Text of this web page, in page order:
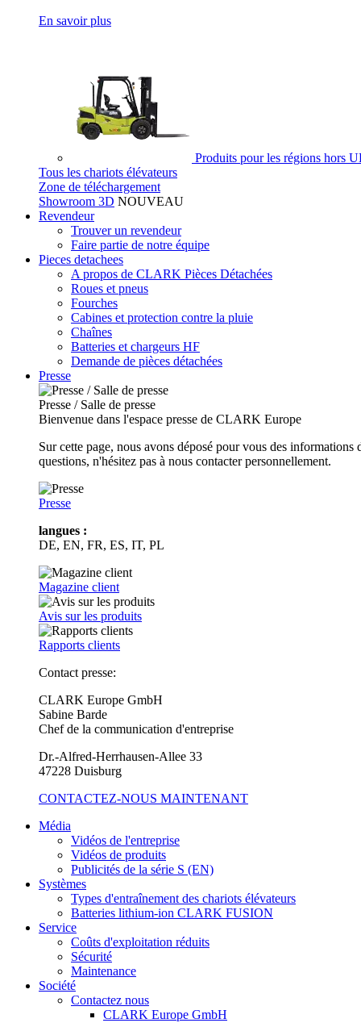
En savoir plus
Produits pour les régions hors
Tous les chariots élévateurs
Zone de téléchargement
Showroom 3D NOUVEAU
Revendeur
Trouver un revendeur
Faire partie de notre équipe
Pieces detachees
A propos de CLARK Pièces Détachées
Roues et pneus
Fourches
Cabines et protection contre la pluie
Chaînes
Batteries et chargeurs HF
Demande de pièces détachées
Presse
Presse / Salle de presse
Bienvenue dans l'espace presse de CLARK Europe
Sur cette page, nous avons déposé pour vous des
questions, n'hésitez pas à nous contacter personnellement.
Presse
langues :
DE, EN, FR, ES, IT, PL
Magazine client
Avis sur les produits
Rapports clients
Contact presse:
CLARK Europe GmbH
Sabine Barde
Chef de la communication d'entreprise
Dr.-Alfred-Herrhausen-Allee 33
47228 Duisburg
CONTACTEZ-NOUS MAINTENANT
Média
Vidéos de l'entreprise
Vidéos de produits
Publicités de la série S (EN)
Systèmes
Types d'entraînement des chariots élévateurs
Batteries lithium-ion CLARK FUSION
Service
Coûts d'exploitation réduits
Sécurité
Maintenance
Société
Contactez nous
CLARK Europe GmbH